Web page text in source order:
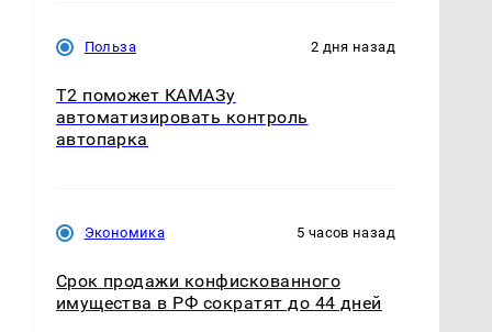
Польза 2 дня назад
T2 поможет КАМАЗу
автоматизировать контроль
автопарка
Экономика 5 часов назад
Срок продажи конфискованного
имущества в РФ сократят до 44 дней